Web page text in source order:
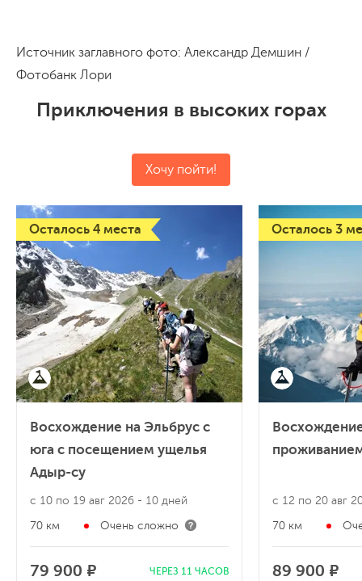
Источник заглавного фото: Александр Демшин /
Фотобанк Лори
Приключения в высоких горах
Хочу пойти!
Осталось 4 места
Восхождение на Эльбрус с
юга с посещением ущелья
Адыр-су
с 10 по 19 авг 2026 - 10 дней
70 км Очень сложно
79 900 ₽ ЧЕРЕЗ 11 ЧАСОВ
Осталось 3
с 12 по 20 авг
70 км
89 900 ₽